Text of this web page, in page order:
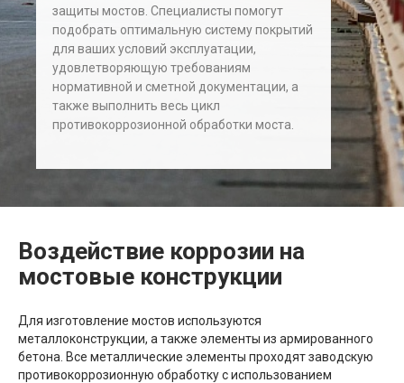
защиты мостов. Специалисты помогут
подобрать оптимальную систему покрытий
для ваших условий эксплуатации,
удовлетворяющую требованиям
нормативной и сметной документации, а
также выполнить весь цикл
противокоррозионной обработки моста.
Воздействие коррозии на
мостовые конструкции
Для изготовление мостов используются
металлоконструкции, а также элементы из армированного
бетона. Все металлические элементы проходят заводскую
противокоррозионную обработку с использованием